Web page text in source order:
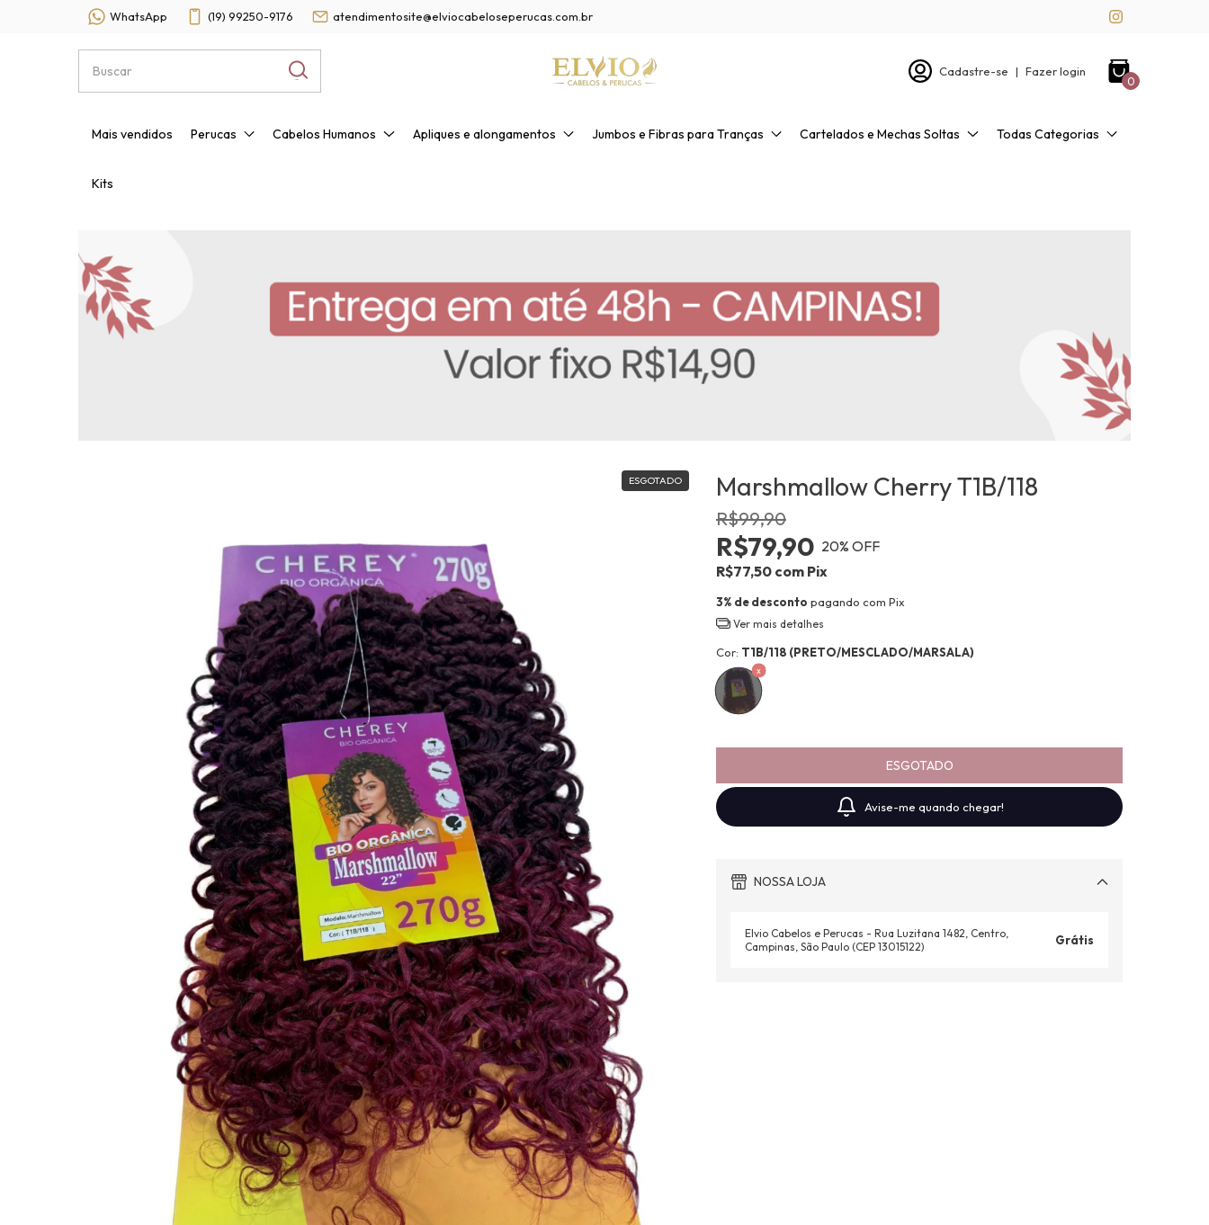
WhatsApp (19) 99250-9176 atendimentosite@elviocabeloseperucas.com.br
Cadastre-se | Fazer login
0
Mais vendidos Perucas Cabelos Humanos Apliques e alongamentos Jumbos e Fibras para Tranças Cartelados e Mechas Soltas Todas Categorias
Kits
ESGOTADO Marshmallow Cherry T1B/118
R$99,90
R$79,90 20% OFF
R$77,50 com Pix
3% de desconto pagando com Pix
Ver mais detalhes
Cor: T1B/118 (PRETO/MESCLADO/MARSALA)
Avise-me quando chegar!
NOSSA LOJA
Elvio Cabelos e Perucas - Rua Luzitana 1482, Centro,
Campinas, São Paulo (CEP 13015122)
Grátis